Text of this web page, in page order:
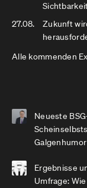
27.08.
Zukunft
Alle kommenden
Neueste
Galgenhumor
Ergebnisse
Umfrage: